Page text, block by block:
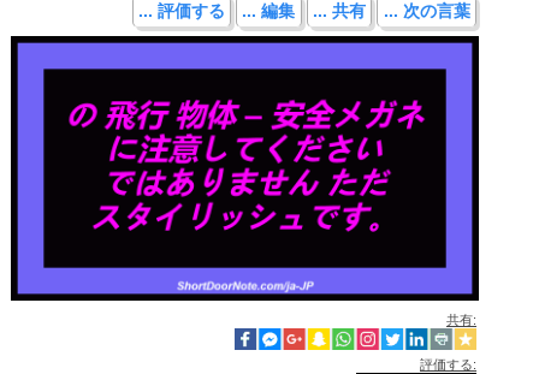
... 評価する ... 編集 ... 共有 ... 次の言葉
共有:
評価する: